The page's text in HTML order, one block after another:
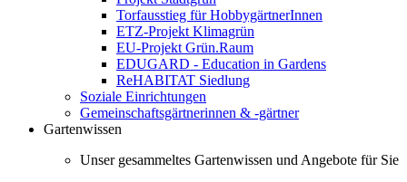
Torfausstieg für HobbygärtnerInnen
ETZ-Projekt Klimagrün
EU-Projekt Grün.Raum
EDUGARD - Education in Gardens
ReHABITAT Siedlung
Soziale Einrichtungen
Gemeinschaftsgärtnerinnen & -gärtner
Gartenwissen
Unser gesammeltes Gartenwissen und Angebote für Sie